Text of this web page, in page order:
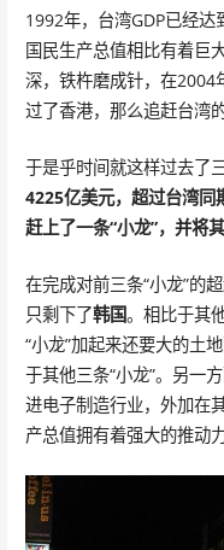
1992年，台湾GDP已经达
国民生产总值相比有着巨
深，铁杵磨成针，在2004
过了香港，那么追赶台湾
于是乎时间就这样过去了
4225亿美元，超过台湾同
赶上了一条“小龙”，并将
在完成对前三条“小龙”的
只剩下了韩国。相比于其
“小龙”加起来还要大的土
于其他三条“小龙”。另一
进电子制造行业，外加在
产总值拥有着强大的推动力